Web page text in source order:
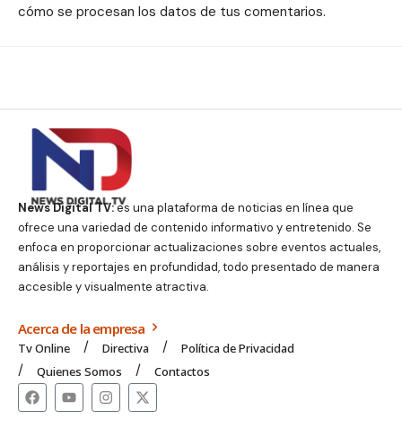
cómo se procesan los datos de tus comentarios.
News Digital TV:es una plataforma de noticias en línea que
ofrece una variedad de contenido informativo y entretenido. Se
enfoca en proporcionar actualizaciones sobre eventos actuales,
análisis y reportajes en profundidad, todo presentado de manera
accesible y visualmente atractiva.
Acerca de la empresa
Tv Online Directiva
Política de Privacidad
Quienes Somos
Contactos